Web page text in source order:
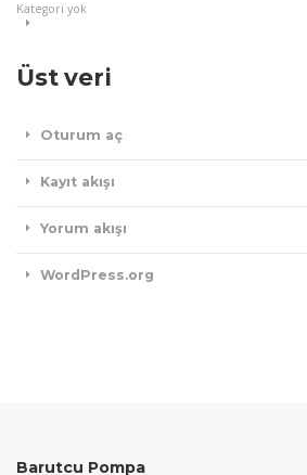
Kategori yok
Üst veri
Oturum aç
Kayıt akışı
Yorum akışı
WordPress.org
Barutcu Pompa